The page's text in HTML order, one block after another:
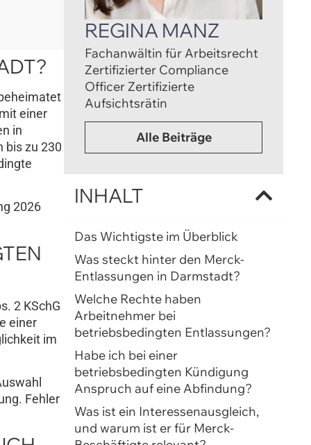
einer
in
bis zu 230
2026
2 KSchG
einer
im
Fehler
REGINA MANZ
Fachanwältin für Arbeitsrecht
Zertifizierter Compliance
Officer Zertifizierte
Aufsichtsrätin
Alle Beiträge
INHALT
Das Wichtigste im Überblick
Was steckt hinter den Merck-
Entlassungen in Darmstadt?
Welche Rechte haben
Arbeitnehmer bei
betriebsbedingten Entlassungen?
Habe ich bei einer
betriebsbedingten Kündigung
Anspruch auf eine Abfindung?
Was ist ein Interessenausgleich,
und warum ist er für Merck-